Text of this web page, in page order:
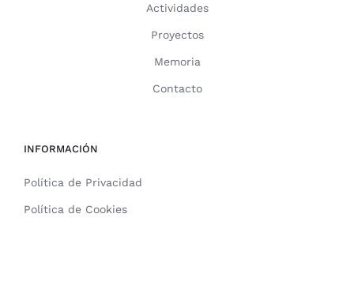
Actividades
Proyectos
Memoria
Contacto
INFORMACIÓN
Política de Privacidad
Política de Cookies